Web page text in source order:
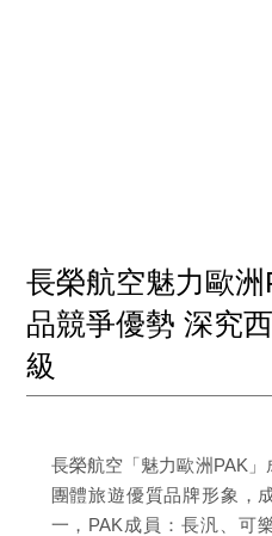
長榮航空魅力歐
品競爭優勢 深究
級
長榮航空「魅力歐洲PAK
團體旅遊優質品牌形象，
一，PAK成員：長汎、可